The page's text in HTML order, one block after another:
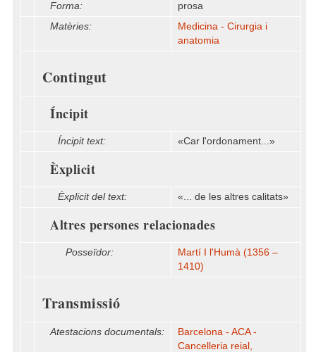
Forma:
prosa
Matèries:
Medicina - Cirurgia i
anatomia
Contingut
Íncipit
Íncipit text: «Car l'ordonament...»
Èxplicit
Èxplicit del text: «... de les altres calitats»
Altres persones relacionades
Posseïdor:
Martí I l'Humà (1356 –
1410)
Transmissió
Atestacions documentals:
Barcelona - ACA -
Cancelleria reial,